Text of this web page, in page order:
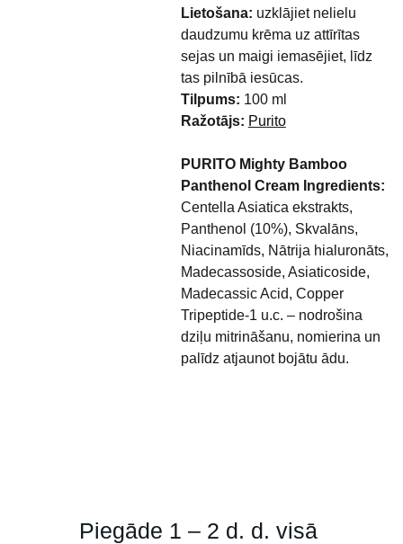
Lietošana: uzklājiet nelielu
daudzumu krēma uz attīrītas
sejas un maigi iemasējiet, līdz
tas pilnībā iesūcas.
Tilpums: 100 ml
Ražotājs: Purito
PURITO Mighty Bamboo
Panthenol Cream Ingredients:
Centella Asiatica ekstrakts,
Panthenol (10%), Skvalāns,
Niacinamīds, Nātrija hialuronāts,
Madecassoside, Asiaticoside,
Madecassic Acid, Copper
Tripeptide-1 u.c. – nodrošina
dziļu mitrināšanu, nomierina un
palīdz atjaunot bojātu ādu.
Piegāde 1 – 2 d. d. visā